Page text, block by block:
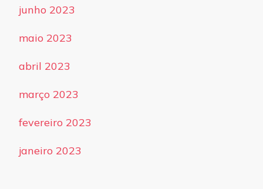
junho 2023
maio 2023
abril 2023
março 2023
fevereiro 2023
janeiro 2023